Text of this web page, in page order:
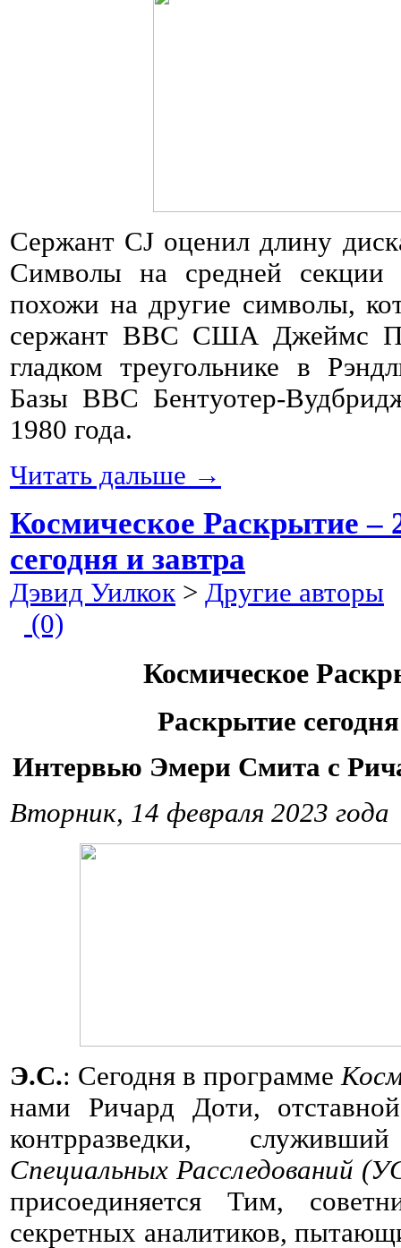
Сержант CJ оценил длину
Символы на средней секции
похожи на другие символы,
сержант ВВС США Джеймс
гладком треугольнике в
Базы ВВС Бентуотер-
1980 года.
Читать дальше →
Космическое Раскрытие –
сегодня и завтра
Дэвид Уилкок > Другие авторы
(0)
Космическое
Раскрытие
Интервью Эмери Смита с
Вторник, 14 февраля 2023 года
Э.С.: Сегодня в программе
нами Ричард Доти,
контрразведки,
Специальных Расследований
присоединяется Тим,
секретных аналитиков,